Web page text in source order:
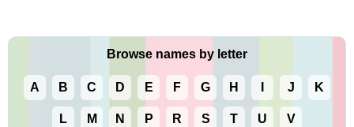
Browse names by letter
A B C D E F G H J K
L M N P R S T U V